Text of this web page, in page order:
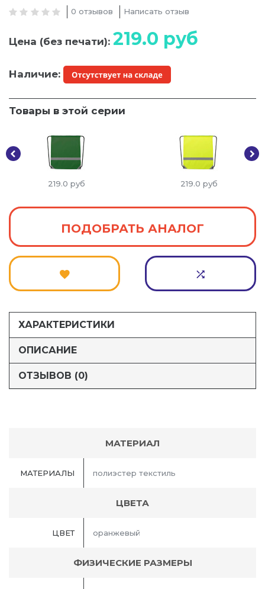
0 отзывов Написать отзыв
Цена (без печати): 219.0 руб
Наличие:
Товары в этой серии
219.0 руб 219.0 руб
ПОДОБРАТЬ АНАЛОГ
ХАРАКТЕРИСТИКИ
ОПИСАНИЕ
ОТЗЫВОВ (0)
МАТЕРИАЛ
МАТЕРИАЛЫ полиэстер текстиль
ЦВЕТА
ЦВЕТ оранжевый
ФИЗИЧЕСКИЕ РАЗМЕРЫ